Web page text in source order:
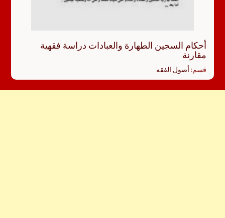
أحكام السجين الطهارة والعبادات دراسة فقهية
مقارنة
قسم: أصول الفقه